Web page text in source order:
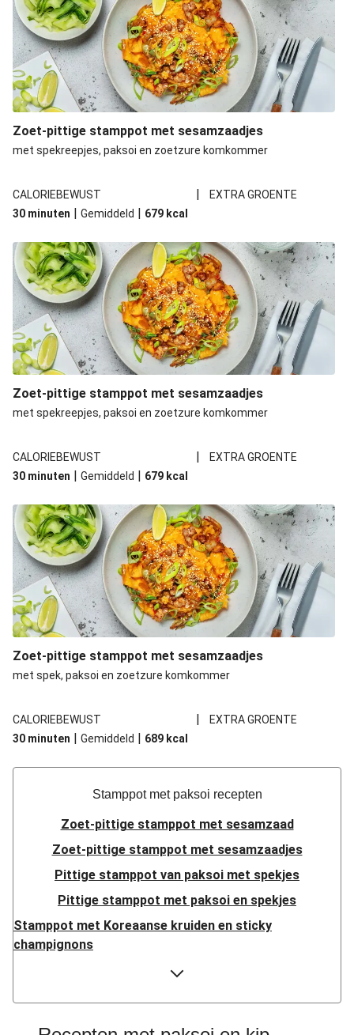
Zoet-pittige stamppot met sesamzaadjes
met spekreepjes, paksoi en zoetzure komkommer
CALORIEBEWUST |
EXTRA GROENTE
30 minuten | Gemiddeld | 679 kcal
Zoet-pittige stamppot met sesamzaadjes
met spekreepjes, paksoi en zoetzure komkommer
CALORIEBEWUST |
EXTRA GROENTE
30 minuten | Gemiddeld | 679 kcal
Zoet-pittige stamppot met sesamzaadjes
met spek, paksoi en zoetzure komkommer
CALORIEBEWUST |
EXTRA GROENTE
30 minuten | Gemiddeld | 689 kcal
Stamppot met paksoi recepten
Zoet-pittige stamppot met sesamzaad
Zoet-pittige stamppot met sesamzaadjes
Pittige stamppot van paksoi met spekjes
Pittige stamppot met paksoi en spekjes
Stamppot met Koreaanse kruiden en sticky
champignons
Pittige stamppot van paksoi met spekjes